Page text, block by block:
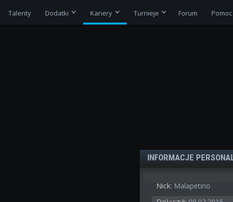
Talenty Dodatki Kariery Turnieje Forum Pomoc
INFORMACJE
Nick: Malapetino